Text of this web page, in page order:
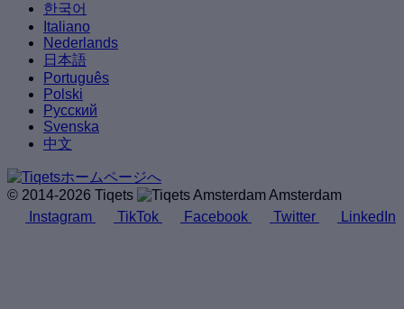
한국어
Italiano
Nederlands
日本語
Português
Polski
Русский
Svenska
中文
© 2014-2026 Tiqets
Amsterdam
Instagram
TikTok Facebook Twitter LinkedIn